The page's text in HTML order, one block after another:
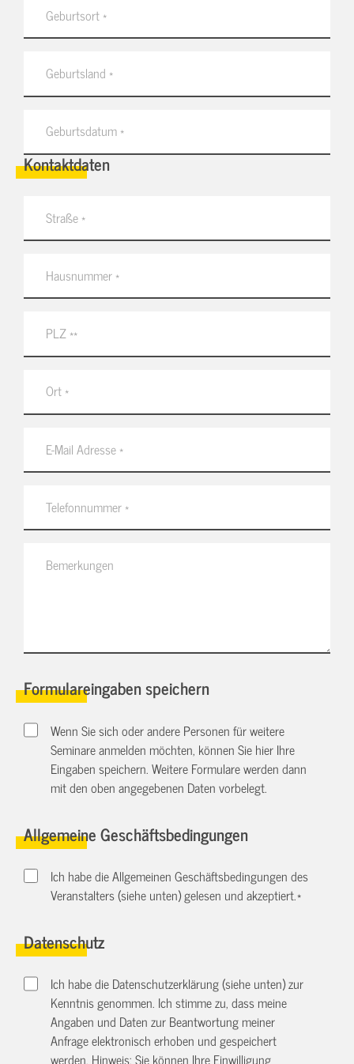
Kontaktdaten
Formulareingaben speichern
Wenn Sie sich oder andere Personen für weitere
Seminare anmelden möchten, können Sie hier Ihre
Eingaben speichern. Weitere Formulare werden dann
mit den oben angegebenen Daten vorbelegt.
Allgemeine Geschäftsbedingungen
Ich habe die Allgemeinen Geschäftsbedingungen des
Veranstalters (siehe unten) gelesen und akzeptiert.*
Datenschutz
Ich habe die Datenschutzerklärung (siehe unten) zur
Kenntnis genommen. Ich stimme zu, dass meine
Angaben und Daten zur Beantwortung meiner
Anfrage elektronisch erhoben und gespeichert
werden. Hinweis: Sie können Ihre Einwilligung